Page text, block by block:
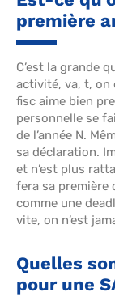
première
C’est la grande
activité, va, t, on
fisc aime bien
personnelle se
de l’année N.
sa déclaration.
et n’est plus
fera sa première
comme une
vite, on n’est
Quelles
pour une